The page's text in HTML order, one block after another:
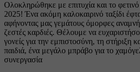
Ολοκληρώθηκε με επιτυχία και το
2025! Ένα ακόμη καλοκαιρινό ταξίδι
αφήνοντας μας γεμάτους όμορφες
ζεστές καρδιές. Θέλουμε να
γονείς για την εμπιστοσύνη, τη στήριξη
παιδιά, ένα μεγάλο μπράβο για το
συνεργασία